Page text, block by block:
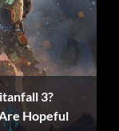
la plus élevée.
n'importe quel
3?
Hopeful